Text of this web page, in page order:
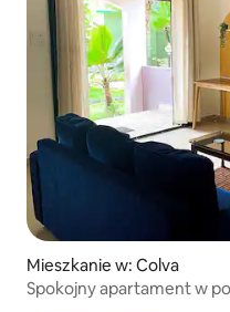
Mieszkanie w: Colva
Spokojny apartament w